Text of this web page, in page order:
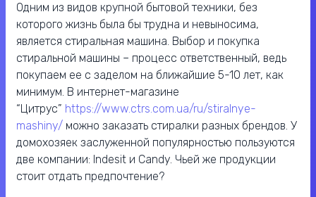
Одним из видов крупной бытовой техники, без
которого жизнь была бы трудна и невыносима,
является стиральная машина. Выбор и покупка
стиральной машины – процесс ответственный, ведь
покупаем ее с заделом на ближайшие 5-10 лет, как
минимум. В интернет-магазине
“Цитрус” https://www.ctrs.com.ua/ru/stiralnye-
mashiny/ можно заказать стиралки разных брендов. У
домохозяек заслуженной популярностью пользуются
две компании: Indesit и Candy. Чьей же продукции
стоит отдать предпочтение?